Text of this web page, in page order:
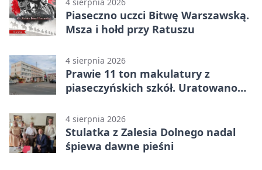
Piaseczno uczci Bitwę Warszawską.
Msza i hołd przy Ratuszu
4 sierpnia 2026
Prawie 11 ton makulatury z
piaseczyńskich szkół. Uratowano
4 sierpnia 2026
Stulatka z Zalesia Dolnego nadal
śpiewa dawne pieśni